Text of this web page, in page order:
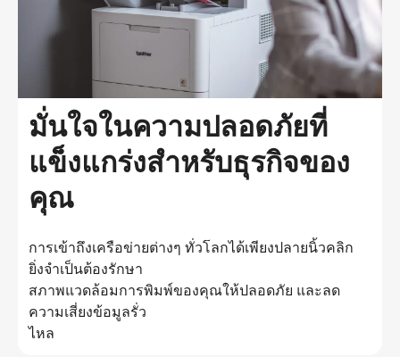
มั่นใจในความปลอดภัยที่
แข็งแกร่งสำหรับธุรกิจของ
คุณ
การเข้าถึงเครือข่ายต่างๆ ทั่วโลกได้เพียงปลายนิ้วคลิก
ยิ่งจำเป็นต้องรักษา
สภาพแวดล้อมการพิมพ์ของคุณให้ปลอดภัย และลด
ความเสี่ยงข้อมูลรั่ว
ไหล